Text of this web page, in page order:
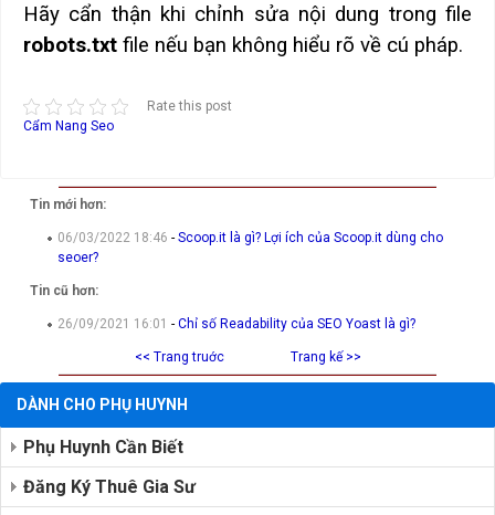
Hãy cẩn thận khi chỉnh sửa nội dung trong file
robots.txt file nếu bạn không hiểu rõ về cú pháp.
Rate this post
Cẩm Nang Seo
Tin mới hơn:
06/03/2022 18:46-Scoop.it là gì? Lợi ích của Scoop.it dùng cho
seoer?
Tin cũ hơn:
26/09/2021 16:01-Chỉ số Readability của SEO Yoast là gì?
<< Trang truớc Trang kế >>
DÀNH CHO PHỤ HUYNH
Phụ Huynh Cần Biết
Đăng Ký Thuê Gia Sư